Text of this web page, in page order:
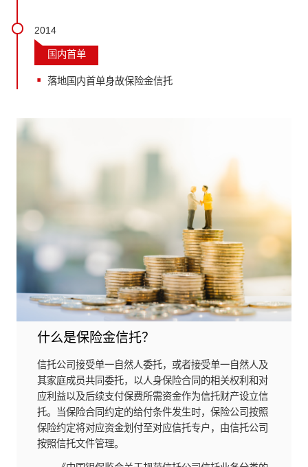
2014
国内首单
落地国内首单身故保险金信托
什么是保险金信托？
信托公司接受单一自然人委托，或者接受单一自然人及
其家庭成员共同委托，以人身保险合同的相关权利和对
应利益以及后续支付保费所需资金作为信托财产设立信
托。当保险合同约定的给付条件发生时，保险公司按照
保险约定将对应资金划付至对应信托专户，由信托公司
按照信托文件管理。